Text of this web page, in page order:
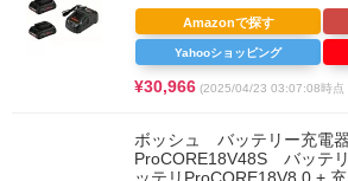
¥30,966 (2025/04/23 03:07:08時点
Amazonで探す
Yahooショッピング
ボッシュ バッテリー充電
ProCORE18V48S バッテ
ッテリProCORE18V8.0 +